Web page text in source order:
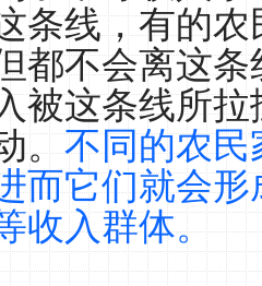
条线，有的
都不会离这
被这条线所
。不同的农民
而它们就会
收入群体。